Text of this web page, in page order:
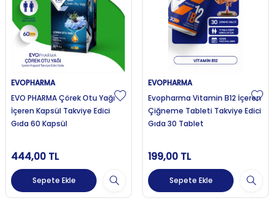
EVOPHARMA
EVO PHARMA Çörek Otu Yağı
İçeren Kapsül Takviye Edici
Gıda 60 Kapsül
444,00 TL
Sepete Ekle
EVOPHARMA
Evopharma Vitamin B12 İçeren
Çiğneme Tableti Takviye Edici
Gıda 30 Tablet
199,00 TL
Sepete Ekle